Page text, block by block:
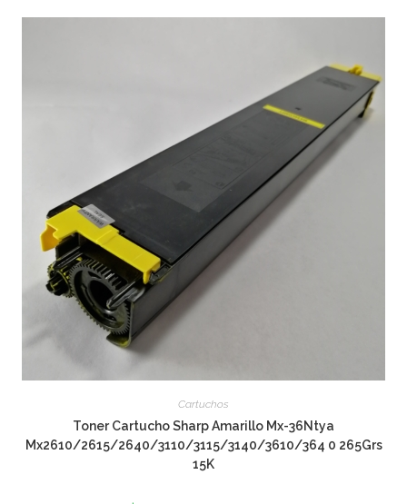
Cartuchos
Toner Cartucho Sharp Amarillo Mx-36Ntya
Mx2610/2615/2640/3110/3115/3140/3610/364 0 265Grs
15K